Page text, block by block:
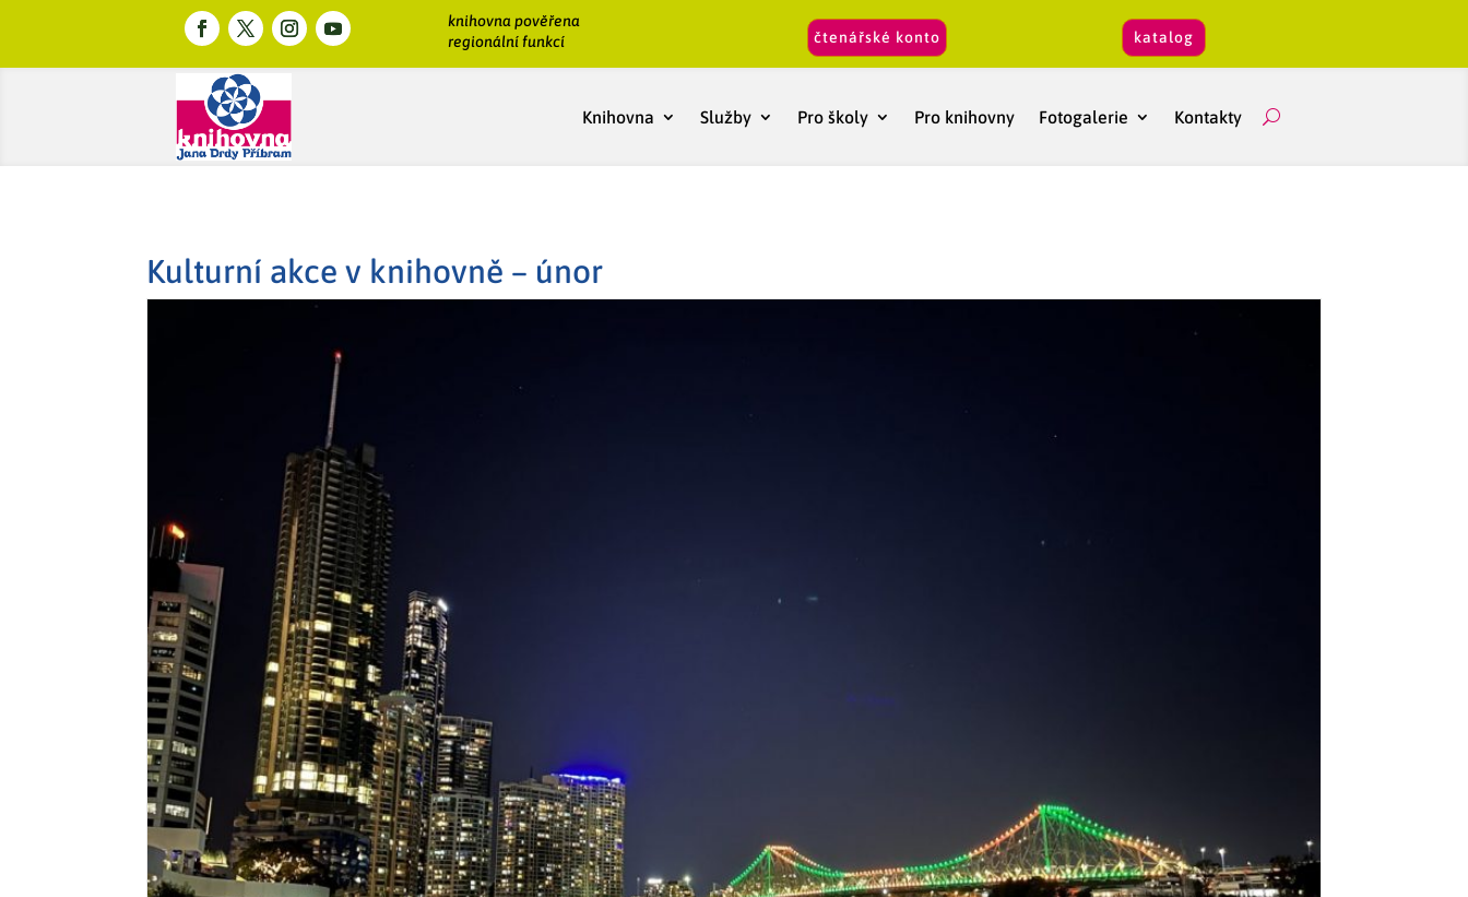
knihovna pověřena
regionální funkcí
čtenářské konto katalog
Knihovna Služby Pro školy Pro knihovny Fotogalerie Kontakty
Kulturní akce v knihovně – únor